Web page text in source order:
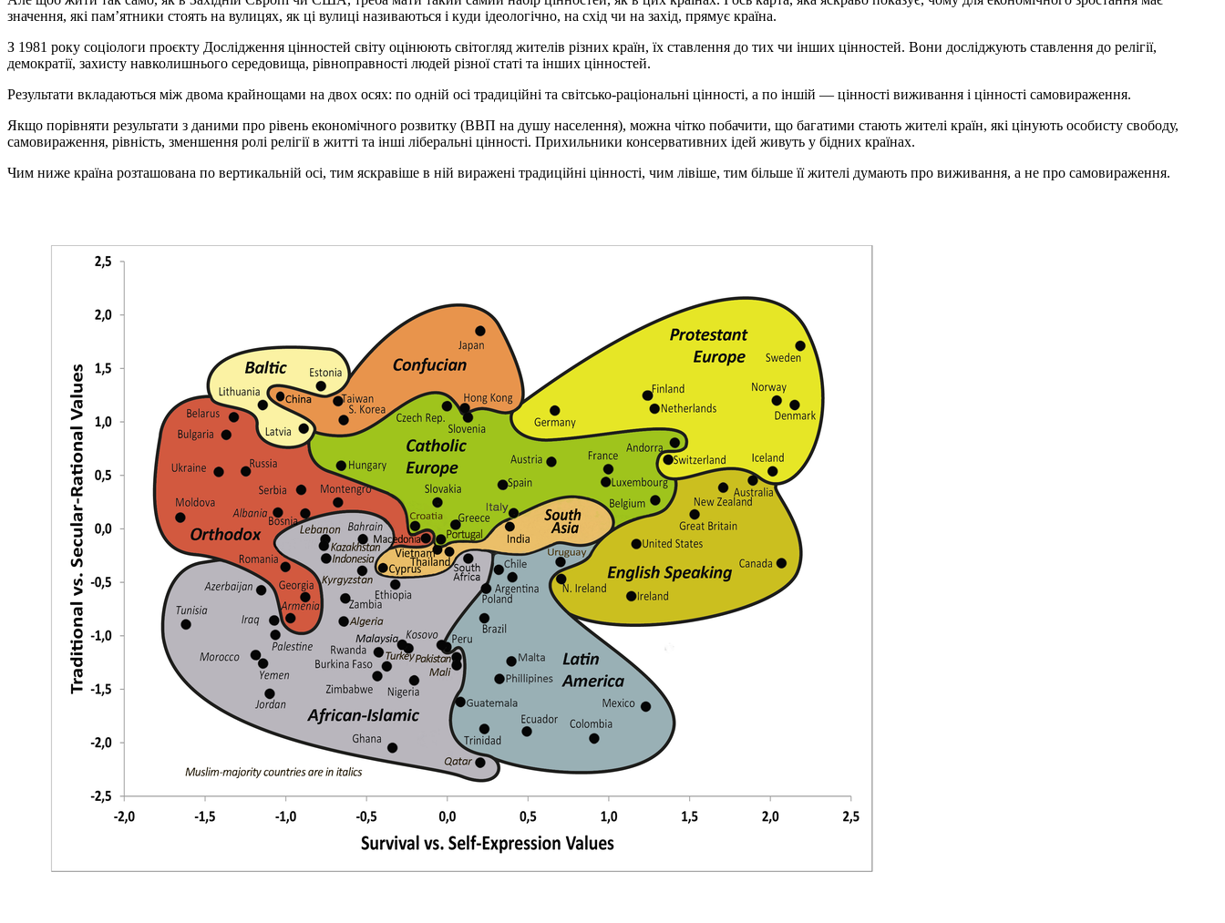
значення, які пам’ятники стоять на вулицях, як ці вулиці називаються і куди ідеологічно, на схід чи на захід, прямує країна.
З 1981 року соціологи проєкту Дослідження цінностей світу оцінюють світогляд жителів різних країн, їх ставлення до тих чи інших цінностей. Вони досліджують ставлення до релігії,
демократії, захисту навколишнього середовища, рівноправності людей різної статі та інших цінностей.
Результати вкладаються між двома крайнощами на двох осях: по одній осі традиційні та світсько-раціональні цінності, а по іншій — цінності виживання і цінності самовираження.
Якщо порівняти результати з даними про рівень економічного розвитку (ВВП на душу населення), можна чітко побачити, що багатими стають жителі країн, які цінують особисту свободу,
самовираження, рівність, зменшення ролі релігії в житті та інші ліберальні цінності. Прихильники консервативних ідей живуть у бідних країнах.
Чим ниже країна розташована по вертикальній осі, тим яскравіше в ній виражені традиційні цінності, чим лівіше, тим більше її жителі думають про виживання, а не про самовираження.